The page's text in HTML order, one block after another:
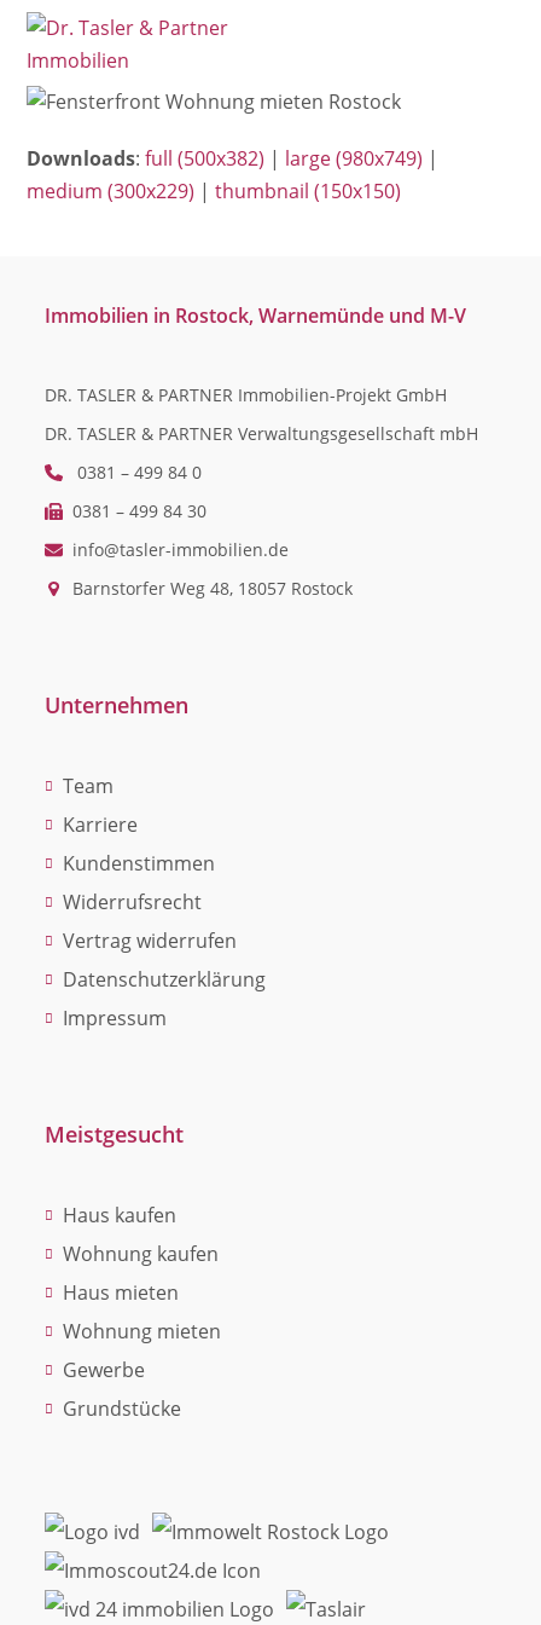
Skip
content
Open
mobile
menu
Close
mobile
menu
Downloads:full (500x382) | large (980x749) |
medium (300x229) |thumbnail (150x150)
Immobilien in Rostock, Warnemünde und M-V
DR. TASLER & PARTNER Immobilien-Projekt GmbH
DR. TASLER & PARTNER Verwaltungsgesellschaft mbH
0381 – 499 84 0
0381 – 499 84 30
info@tasler-immobilien.de
Barnstorfer Weg 48, 18057 Rostock
Unternehmen
Team
Karriere
Kundenstimmen
Widerrufsrecht
Vertrag widerrufen
Datenschutzerklärung
Impressum
Meistgesucht
Haus kaufen
Wohnung kaufen
Haus mieten
Wohnung mieten
Gewerbe
Grundstücke